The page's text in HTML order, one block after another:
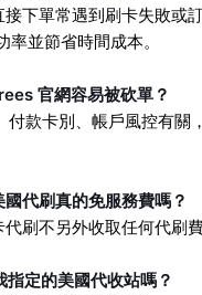
下單常遇到刷卡失敗或
並節省時間成本。
官網容易被砍單？
付款卡別、帳戶風控有關
代刷真的免服務費嗎？
刷不另外收取任何代刷費
定的美國代收站嗎？